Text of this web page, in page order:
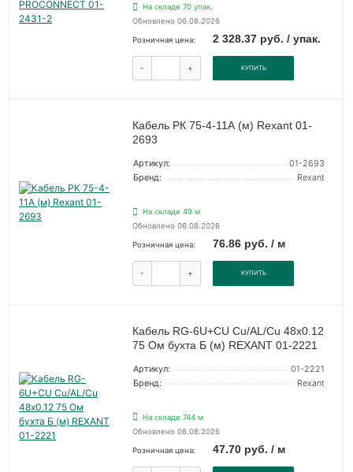
На складе 70 упак.
Обновлено 06.08.2026
Розничная цена: 2 328.37 руб. / упак.
- + КУПИТЬ
Кабель РК 75-4-11А (м) Rexant 01-
2693
Артикул:
01-2693
Бренд:
Rexant
На складе 49 м
Обновлено 06.08.2026
Розничная цена: 76.86 руб. / м
- + КУПИТЬ
Кабель RG-6U+CU Cu/AL/Cu 48х0.12
75 Ом бухта Б (м) REXANT 01-2221
Артикул:
01-2221
Бренд:
Rexant
На складе 744 м
Обновлено 06.08.2026
Розничная цена: 47.70 руб. / м